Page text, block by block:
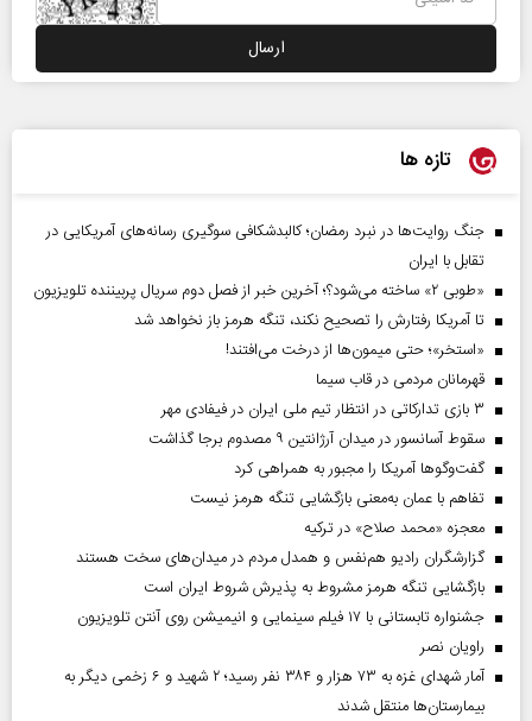
تازه ها
جنگ روایت‌ها در نبرد رمضان؛ کالبدشکافی سوگیری رسانه‌های آمریکایی در
تقابل با ایران
«طوبی ۲» ساخته می‌شود؟؛ آخرین خبر از فصل دوم سریال پربیننده تلویزیون
تا آمریکا رفتارش را تصحیح نکند، تنگه هرمز باز نخواهد شد
«استخر»‌‌؛ حتی میمون‌ها از درخت می‌افتند!
قهرمانان مردمی در قاب سیما
۳ بازی تدارکاتی در انتظار تیم ملی ایران در فیفادی مهر
سقوط آسانسور در میدان آرژانتین ۹ مصدوم برجا گذاشت
گفت‌وگوها آمریکا را مجبور به همراهی کرد
تفاهم با عمان به‌معنی بازگشایی تنگه هرمز نیست
معجزه «محمد صلاح» در ترکیه
گزارشگران رادیو هم‌نفس و همدل مردم در میدان‌های سخت هستند
بازگشایی تنگه هرمز مشروط به پذیرش شروط ایران است
جشنواره تابستانی با ۱۷ فیلم سینمایی و انیمیشن روی آنتن تلویزیون
راویان نصر
آمار شهدای غزه به ۷۳ هزار و ۳۸۴ نفر رسید؛ ۲ شهید و ۶ زخمی دیگر به
بیمارستان‌ها منتقل شدند